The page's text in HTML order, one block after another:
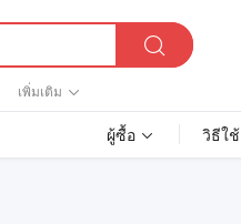
เพิ่มเติม
ผู้ซื้อ วิธีใช้